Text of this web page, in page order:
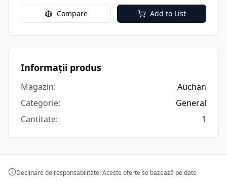
Compare Add to List
Informații produs
Magazin:
Auchan
Categorie:
General
Cantitate: 1
Declinare de responsabilitate: Aceste oferte se bazează pe date